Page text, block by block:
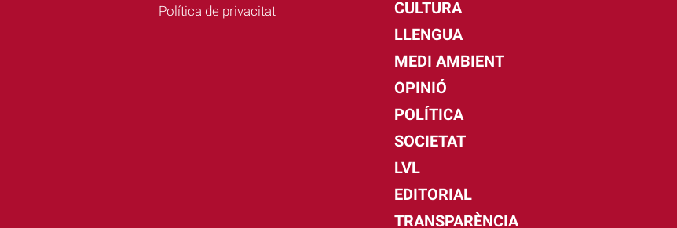
Política de privacitat
CULTURA
LLENGUA
MEDI AMBIENT
OPINIÓ
POLÍTICA
SOCIETAT
LVL
EDITORIAL
TRANSPARÈNCIA